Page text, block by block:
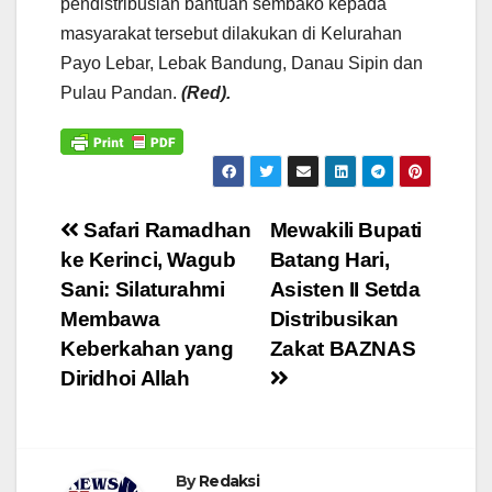
pendistribusian bantuan sembako kepada
masyarakat tersebut dilakukan di Kelurahan
Payo Lebar, Lebak Bandung, Danau Sipin dan
Pulau Pandan. (Red).
Navigasi
pos
Mewakili Bupati
Batang Hari,
Asisten II Setda
Distribusikan
Zakat BAZNAS
Safari Ramadhan
ke Kerinci, Wagub
Sani: Silaturahmi
Membawa
Keberkahan yang
Diridhoi Allah
ByRedaksi